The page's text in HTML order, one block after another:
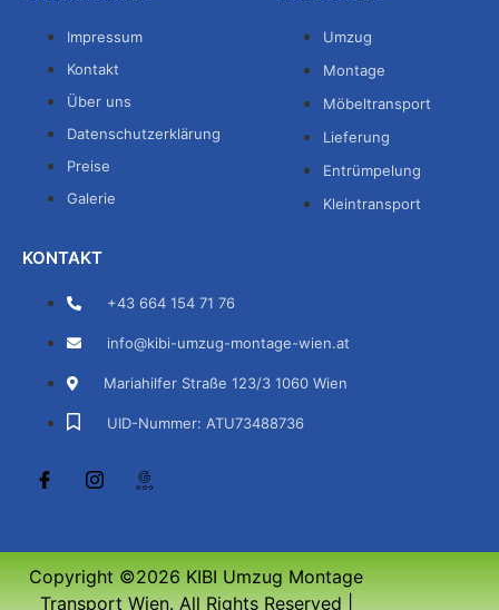
Impressum
Kontakt
Über uns
Datenschutzerklärung
Preise
Galerie
Umzug
Montage
Möbeltransport
Lieferung
Entrümpelung
Kleintransport
KONTAKT
+43 664 154 71 76
info@kibi-umzug-montage-wien.at
Mariahilfer Straße 123/3 1060 Wien
UID-Nummer: ATU73488736
Copyright ©2026 KIBI Umzug Montage
Transport Wien. All Rights Reserved |